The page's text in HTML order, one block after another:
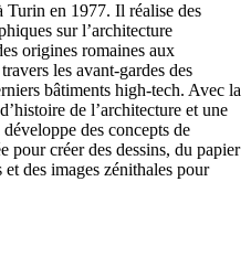
en 1977. Il réalise des
sur l’architecture
origines romaines aux
les avant-gardes des
bâtiments high-tech. Avec la
de l’architecture et une
des concepts de
pour créer des dessins, du papier
des images zénithales pour